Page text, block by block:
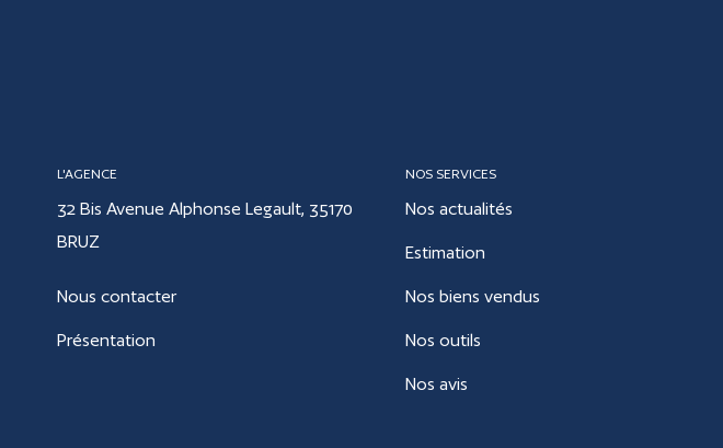
L'AGENCE
32 Bis Avenue Alphonse Legault, 35170
BRUZ
Nous contacter
Présentation
NOS SERVICES
Nos actualités
Estimation
Nos biens vendus
Nos outils
Nos avis